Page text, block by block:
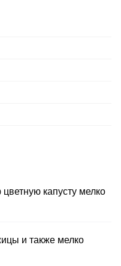
капусту мелко
и также мелко